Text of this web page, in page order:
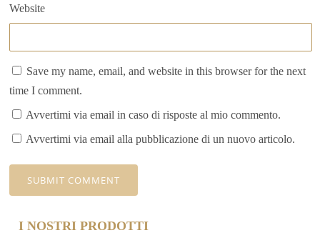
Website
Save my name, email, and website in this browser for the next
time I comment.
Avvertimi via email in caso di risposte al mio commento.
Avvertimi via email alla pubblicazione di un nuovo articolo.
I NOSTRI PRODOTTI